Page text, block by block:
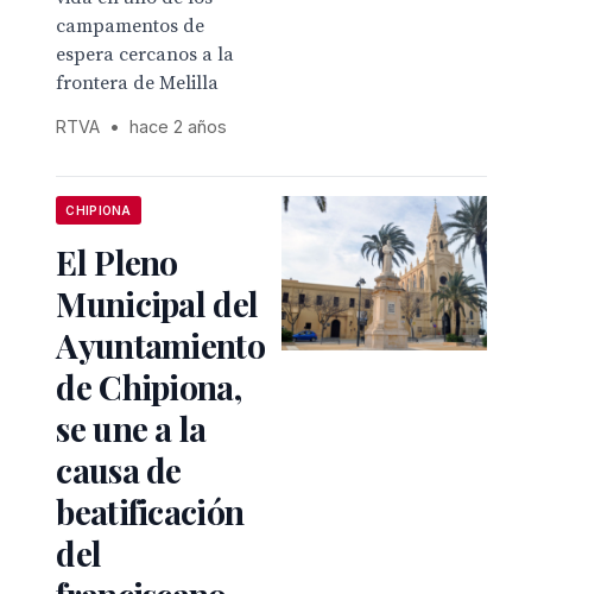
campamentos de
espera cercanos a la
frontera de Melilla
RTVA • hace 2 años
CHIPIONA
El Pleno
Municipal del
Ayuntamiento
de Chipiona,
se une a la
causa de
beatificación
del